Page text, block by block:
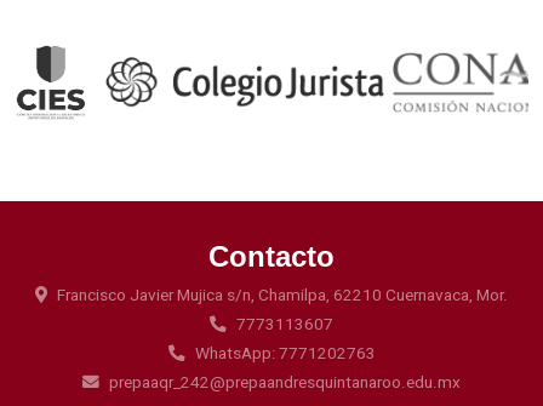
Contacto
Francisco Javier Mujica s/n, Chamilpa, 62210 Cuernavaca, Mor.
7773113607
WhatsApp: 7771202763
prepaaqr_242@prepaandresquintanaroo.edu.mx